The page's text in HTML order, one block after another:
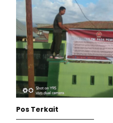
Pos Terkait